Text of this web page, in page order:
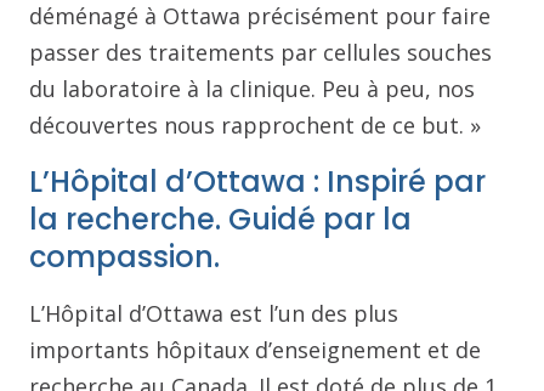
déménagé à Ottawa précisément pour faire
passer des traitements par cellules souches
du laboratoire à la clinique. Peu à peu, nos
découvertes nous rapprochent de ce but. »
L’Hôpital d’Ottawa : Inspiré par
la recherche. Guidé par la
compassion.
L’Hôpital d’Ottawa est l’un des plus
importants hôpitaux d’enseignement et de